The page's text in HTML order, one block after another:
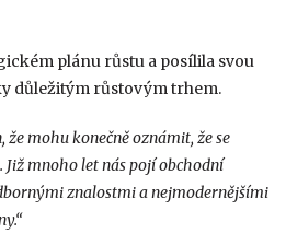
plánu růstu a posílila svou
důležitým růstovým trhem.
že mohu konečně oznámit, že se
Již mnoho let nás pojí obchodní
znalostmi a nejmodernějšími